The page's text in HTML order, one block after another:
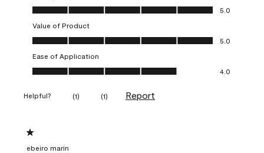
Quality of Product, 5.0 out of 5
5.0
Value of Product
Value of Product, 5.0 out of 5
5.0
Ease of Application
Ease of Application, 4.0 out of 5
4.0
Helpful? (1) (1) Report
1 out of 5 stars.
ebeiro marin